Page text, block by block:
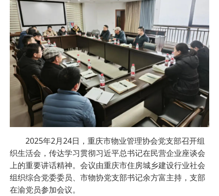
2025年2月24日，重庆市物业管理协会党支部召开组
织生活会，传达学习贯彻习近平总书记在民营企业座谈会
上的重要讲话精神。会议由重庆市住房城乡建设行业社会
组织综合党委委员、市物协党支部书记余方富主持，支部
在渝党员参加会议。